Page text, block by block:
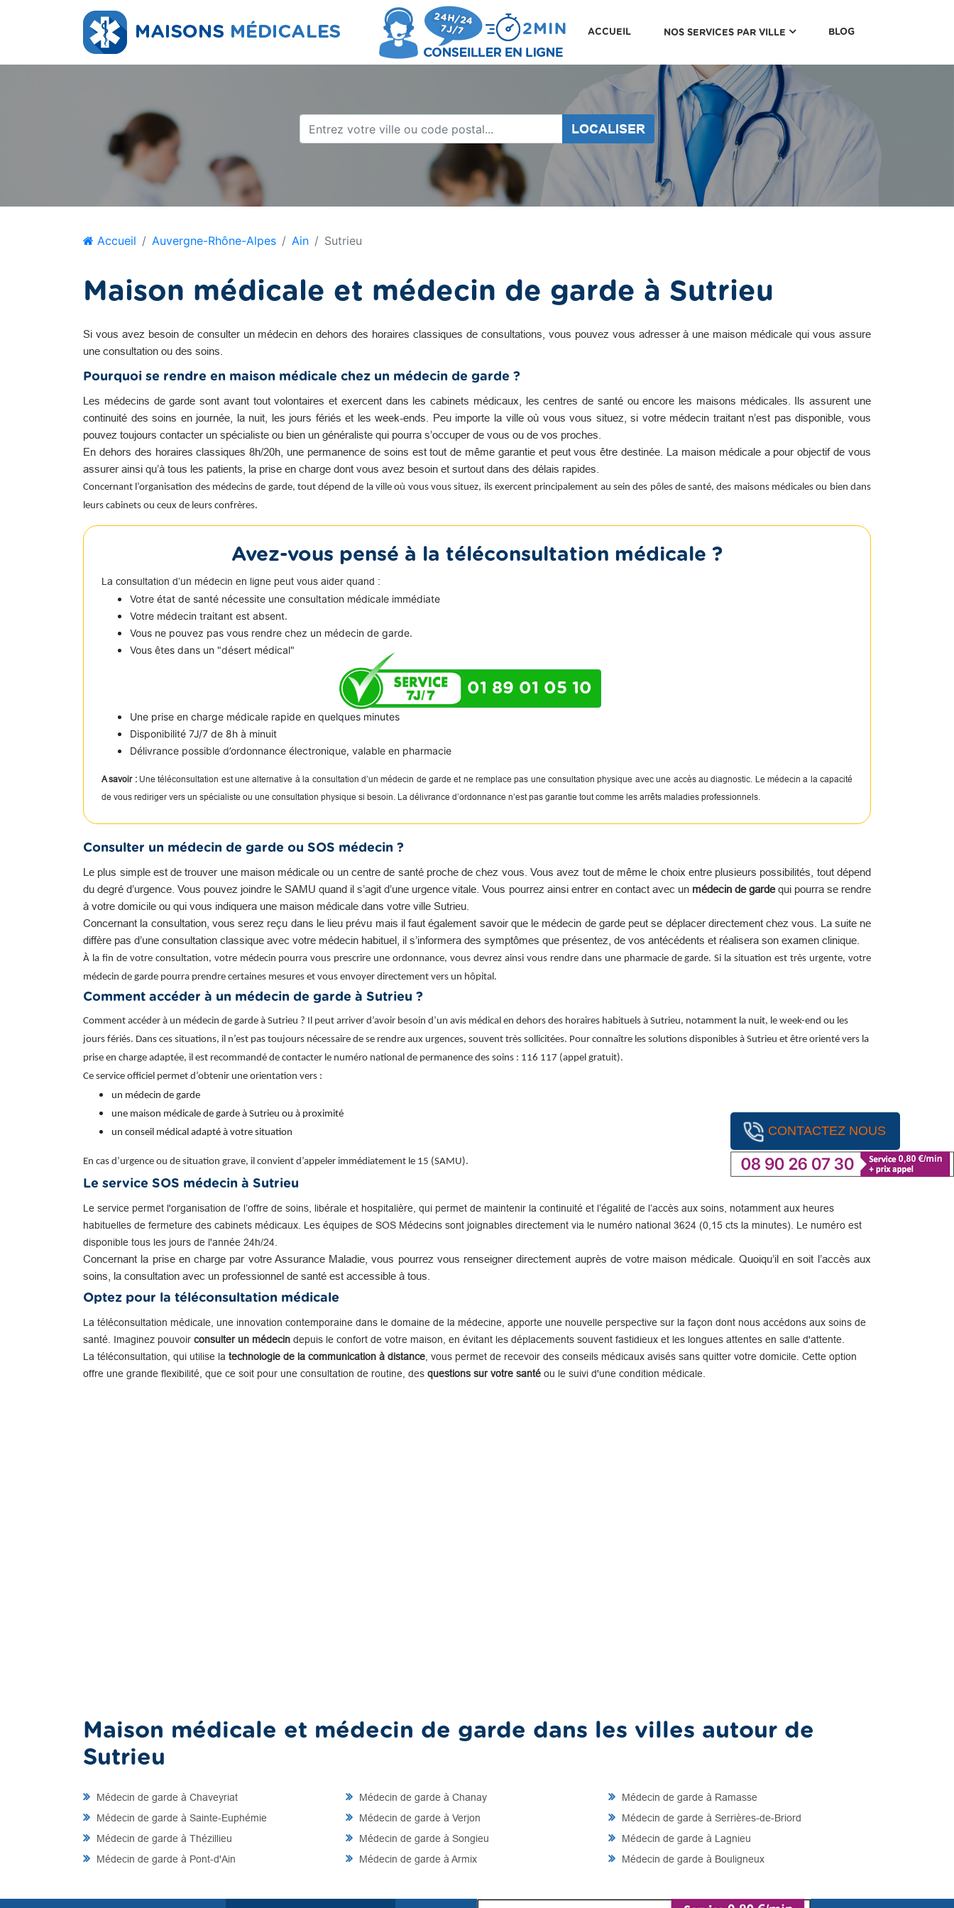
CONTACTEZ NOUS
ACCUEIL NOS SERVICES PAR VILLE (CURRENT)
BLOG
LOCALISER
Accueil Auvergne-Rhône-Alpes Ain Sutrieu
Maison médicale et médecin de garde à Sutrieu
Si vous avez besoin de consulter un médecin en dehors des horaires classiques de consultations, vous pouvez vous adresser à une maison médicale qui vous assure
une consultation ou des soins.
Pourquoi se rendre en maison médicale chez un médecin de garde ?
Les médecins de garde sont avant tout volontaires et exercent dans les cabinets médicaux, les centres de santé ou encore les maisons médicales. Ils assurent une
continuité des soins en journée, la nuit, les jours fériés et les week-ends. Peu importe la ville où vous vous situez, si votre médecin traitant n’est pas disponible, vous
pouvez toujours contacter un spécialiste ou bien un généraliste qui pourra s’occuper de vous ou de vos proches.
En dehors des horaires classiques 8h/20h, une permanence de soins est tout de même garantie et peut vous être destinée. La maison médicale a pour objectif de vous
assurer ainsi qu’à tous les patients, la prise en charge dont vous avez besoin et surtout dans des délais rapides.
Concernant l’organisation des médecins de garde, tout dépend de la ville où vous vous situez, ils exercent principalement au sein des pôles de santé, des maisons médicales ou bien dans
leurs cabinets ou ceux de leurs confrères.
Avez-vous pensé à la téléconsultation médicale ?
La consultation d’un médecin en ligne peut vous aider quand :
Votre état de santé nécessite une consultation médicale immédiate
Votre médecin traitant est absent.
Vous ne pouvez pas vous rendre chez un médecin de garde.
Vous êtes dans un "désert médical"
01 89 01 05 10
Une prise en charge médicale rapide en quelques minutes
Disponibilité 7J/7 de 8h à minuit
Délivrance possible d’ordonnance électronique, valable en pharmacie
A savoir :Une téléconsultation est une alternative à la consultation d’un médecin de garde et ne remplace pas une consultation physique avec une accès au diagnostic. Le médecin a la capacité
de vous rediriger vers un spécialiste ou une consultation physique si besoin. La délivrance d’ordonnance n’est pas garantie tout comme les arrêts maladies professionnels.
Consulter un médecin de garde ou SOS médecin ?
Le plus simple est de trouver une maison médicale ou un centre de santé proche de chez vous. Vous avez tout de même le choix entre plusieurs possibilités, tout dépend
du degré d’urgence. Vous pouvez joindre le SAMU quand il s’agit d’une urgence vitale. Vous pourrez ainsi entrer en contact avec un médecin de gardequi pourra se rendre
à votre domicile ou qui vous indiquera une maison médicale dans votre ville Sutrieu.
Concernant la consultation, vous serez reçu dans le lieu prévu mais il faut également savoir que le médecin de garde peut se déplacer directement chez vous. La suite ne
diffère pas d’une consultation classique avec votre médecin habituel, il s’informera des symptômes que présentez, de vos antécédents et réalisera son examen clinique.
À la fin de votre consultation, votre médecin pourra vous prescrire une ordonnance, vous devrez ainsi vous rendre dans une pharmacie de garde. Si la situation est très urgente, votre
médecin de garde pourra prendre certaines mesures et vous envoyer directement vers un hôpital.
Comment accéder à un médecin de garde à Sutrieu ?
Comment accéder à un médecin de garde à Sutrieu ? Il peut arriver d’avoir besoin d’un avis médical en dehors des horaires habituels à Sutrieu, notamment la nuit, le week-end ou les
jours fériés. Dans ces situations, il n’est pas toujours nécessaire de se rendre aux urgences, souvent très sollicitées. Pour connaître les solutions disponibles à Sutrieu et être orienté vers la
prise en charge adaptée, il est recommandé de contacter le numéro national de permanence des soins : 116 117 (appel gratuit).
Ce service officiel permet d’obtenir une orientation vers :
un médecin de garde
une maison médicale de garde à Sutrieu ou à proximité
un conseil médical adapté à votre situation
En cas d’urgence ou de situation grave, il convient d’appeler immédiatement le 15 (SAMU).
Le service SOS médecin à Sutrieu
Le service permet l'organisation de l’offre de soins, libérale et hospitalière, qui permet de maintenir la continuité et l’égalité de l’accès aux soins, notamment aux heures
habituelles de fermeture des cabinets médicaux. Les équipes de SOS Médecins sont joignables directement via le numéro national 3624 (0,15 cts la minutes). Le numéro est
disponible tous les jours de l'année 24h/24.
Concernant la prise en charge par votre Assurance Maladie, vous pourrez vous renseigner directement auprès de votre maison médicale. Quoiqu’il en soit l’accès aux
soins, la consultation avec un professionnel de santé est accessible à tous.
Optez pour la téléconsultation médicale
La téléconsultation médicale, une innovation contemporaine dans le domaine de la médecine, apporte une nouvelle perspective sur la façon dont nous accédons aux soins de
santé. Imaginez pouvoir consulter un médecin depuis le confort de votre maison, en évitant les déplacements souvent fastidieux et les longues attentes en salle d'attente.
La téléconsultation, qui utilise la technologie de la communication à distance , vous permet de recevoir des conseils médicaux avisés sans quitter votre domicile. Cette option
offre une grande flexibilité, que ce soit pour une consultation de routine, des questions sur votre santé ou le suivi d'une condition médicale.
Maison médicale et médecin de garde dans les villes autour de
Sutrieu
Médecin de garde à Chaveyriat
Médecin de garde à Sainte-Euphémie
Médecin de garde à Thézillieu
Médecin de garde à Pont-d'Ain
Médecin de garde à Chanay
Médecin de garde à Verjon
Médecin de garde à Songieu
Médecin de garde à Armix
Médecin de garde à Ramasse
Médecin de garde à Serrières-de-Briord
Médecin de garde à Lagnieu
Médecin de garde à Bouligneux